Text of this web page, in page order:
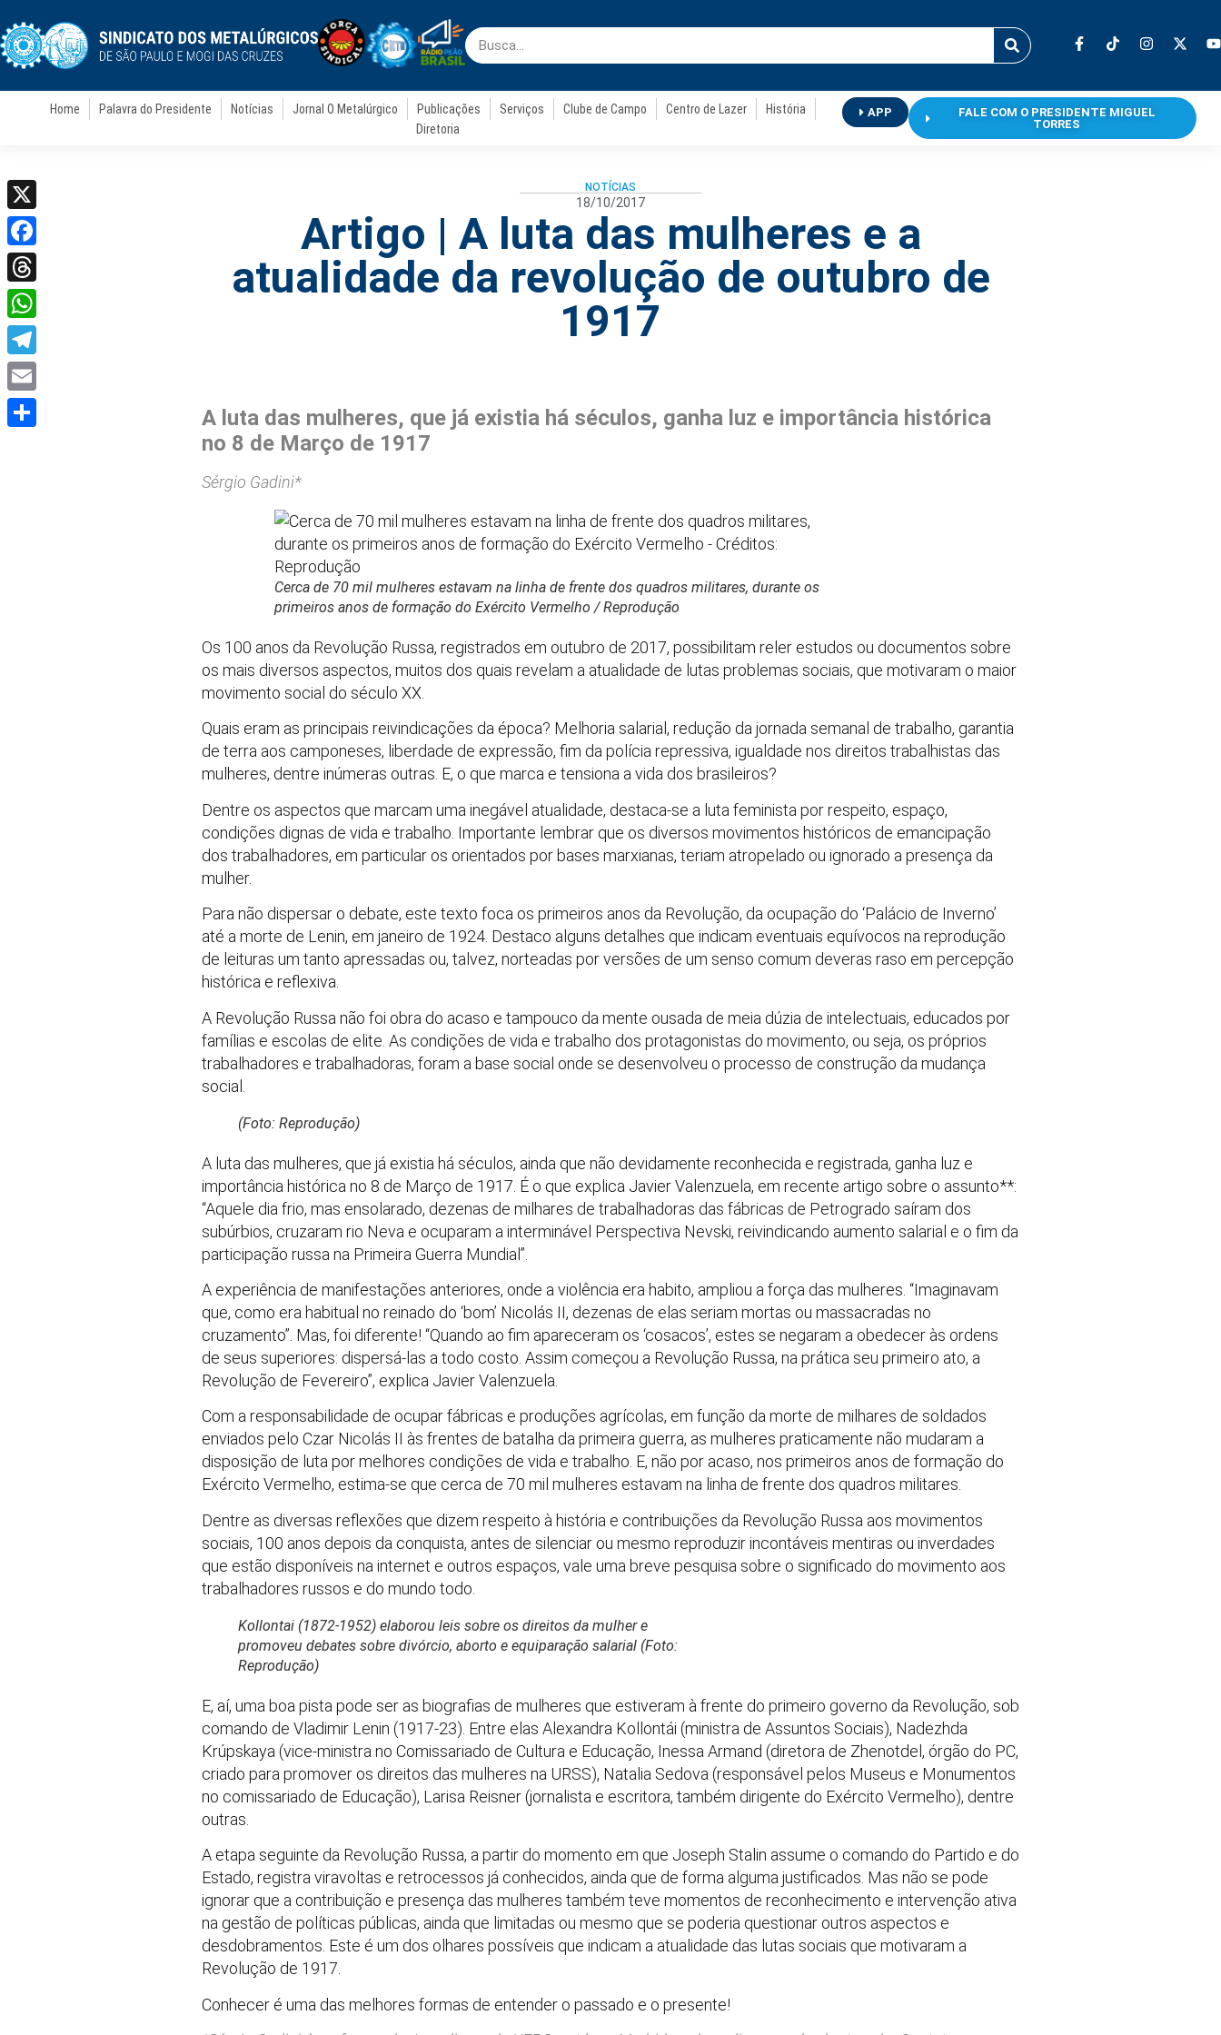
Home Palavra do Presidente Notícias Jornal O Metalúrgico Publicações Serviços Clube de Campo Centro de Lazer
História
Diretoria
APP
FALE COM O PRESIDENTE MIGUEL
TORRES
NOTÍCIAS
18/10/2017
Artigo | A luta das mulheres e a
atualidade da revolução de outubro de
1917
A luta das mulheres, que já existia há séculos, ganha luz e importância histórica
no 8 de Março de 1917
Sérgio Gadini*
Cerca de 70 mil mulheres estavam na linha de frente dos quadros militares, durante os
primeiros anos de formação do Exército Vermelho / Reprodução
Os 100 anos da Revolução Russa, registrados em outubro de 2017, possibilitam reler estudos ou documentos sobre
os mais diversos aspectos, muitos dos quais revelam a atualidade de lutas problemas sociais, que motivaram o maior
movimento social do século XX.
Quais eram as principais reivindicações da época? Melhoria salarial, redução da jornada semanal de trabalho, garantia
de terra aos camponeses, liberdade de expressão, fim da polícia repressiva, igualdade nos direitos trabalhistas das
mulheres, dentre inúmeras outras. E, o que marca e tensiona a vida dos brasileiros?
Dentre os aspectos que marcam uma inegável atualidade, destaca-se a luta feminista por respeito, espaço,
condições dignas de vida e trabalho. Importante lembrar que os diversos movimentos históricos de emancipação
dos trabalhadores, em particular os orientados por bases marxianas, teriam atropelado ou ignorado a presença da
mulher.
Para não dispersar o debate, este texto foca os primeiros anos da Revolução, da ocupação do ‘Palácio de Inverno’
até a morte de Lenin, em janeiro de 1924. Destaco alguns detalhes que indicam eventuais equívocos na reprodução
de leituras um tanto apressadas ou, talvez, norteadas por versões de um senso comum deveras raso em percepção
histórica e reflexiva.
A Revolução Russa não foi obra do acaso e tampouco da mente ousada de meia dúzia de intelectuais, educados por
famílias e escolas de elite. As condições de vida e trabalho dos protagonistas do movimento, ou seja, os próprios
trabalhadores e trabalhadoras, foram a base social onde se desenvolveu o processo de construção da mudança
social.
(Foto: Reprodução)
A luta das mulheres, que já existia há séculos, ainda que não devidamente reconhecida e registrada, ganha luz e
importância histórica no 8 de Março de 1917. É o que explica Javier Valenzuela, em recente artigo sobre o assunto**:
“Aquele dia frio, mas ensolarado, dezenas de milhares de trabalhadoras das fábricas de Petrogrado saíram dos
subúrbios, cruzaram rio Neva e ocuparam a interminável Perspectiva Nevski, reivindicando aumento salarial e o fim da
participação russa na Primeira Guerra Mundial”.
A experiência de manifestações anteriores, onde a violência era habito, ampliou a força das mulheres. “Imaginavam
que, como era habitual no reinado do ‘bom’ Nicolás II, dezenas de elas seriam mortas ou massacradas no
cruzamento”. Mas, foi diferente! “Quando ao fim apareceram os ‘cosacos’, estes se negaram a obedecer às ordens
de seus superiores: dispersá-las a todo costo. Assim começou a Revolução Russa, na prática seu primeiro ato, a
Revolução de Fevereiro”, explica Javier Valenzuela.
Com a responsabilidade de ocupar fábricas e produções agrícolas, em função da morte de milhares de soldados
enviados pelo Czar Nicolás II às frentes de batalha da primeira guerra, as mulheres praticamente não mudaram a
disposição de luta por melhores condições de vida e trabalho. E, não por acaso, nos primeiros anos de formação do
Exército Vermelho, estima-se que cerca de 70 mil mulheres estavam na linha de frente dos quadros militares.
Dentre as diversas reflexões que dizem respeito à história e contribuições da Revolução Russa aos movimentos
sociais, 100 anos depois da conquista, antes de silenciar ou mesmo reproduzir incontáveis mentiras ou inverdades
que estão disponíveis na internet e outros espaços, vale uma breve pesquisa sobre o significado do movimento aos
trabalhadores russos e do mundo todo.
Kollontai (1872-1952) elaborou leis sobre os direitos da mulher e
promoveu debates sobre divórcio, aborto e equiparação salarial (Foto:
Reprodução)
E, aí, uma boa pista pode ser as biografias de mulheres que estiveram à frente do primeiro governo da Revolução, sob
comando de Vladimir Lenin (1917-23). Entre elas Alexandra Kollontái (ministra de Assuntos Sociais), Nadezhda
Krúpskaya (vice-ministra no Comissariado de Cultura e Educação, Inessa Armand (diretora de Zhenotdel, órgão do PC,
criado para promover os direitos das mulheres na URSS), Natalia Sedova (responsável pelos Museus e Monumentos
no comissariado de Educação), Larisa Reisner (jornalista e escritora, também dirigente do Exército Vermelho), dentre
outras.
A etapa seguinte da Revolução Russa, a partir do momento em que Joseph Stalin assume o comando do Partido e do
Estado, registra viravoltas e retrocessos já conhecidos, ainda que de forma alguma justificados. Mas não se pode
ignorar que a contribuição e presença das mulheres também teve momentos de reconhecimento e intervenção ativa
na gestão de políticas públicas, ainda que limitadas ou mesmo que se poderia questionar outros aspectos e
desdobramentos. Este é um dos olhares possíveis que indicam a atualidade das lutas sociais que motivaram a
Revolução de 1917.
Conhecer é uma das melhores formas de entender o passado e o presente!
X
Facebook
Threads
WhatsApp
Telegram
Email